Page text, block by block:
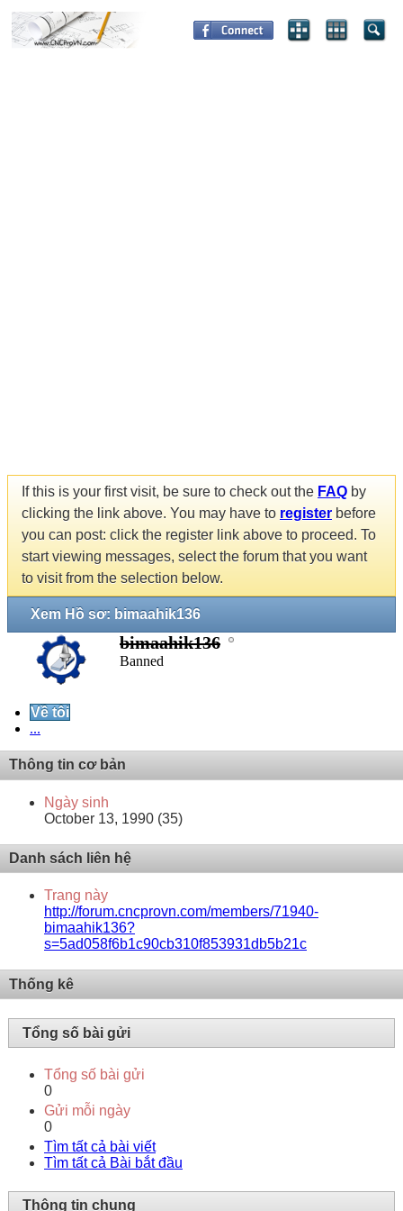
If this is your first visit, be sure to check out the FAQ by
clicking the link above. You may have to register before
you can post: click the register link above to proceed. To
start viewing messages, select the forum that you want
to visit from the selection below.
Xem Hồ sơ: bimaahik136
bimaahik136
Banned
Về tôi
...
Thông tin cơ bản
Ngày sinh
October 13, 1990 (35)
Danh sách liên hệ
Trang này
http://forum.cncprovn.com/members/71940-
bimaahik136?
s=5ad058f6b1c90cb310f853931db5b21c
Thống kê
Tổng số bài gửi
Tổng số bài gửi
0
Gửi mỗi ngày
0
Tìm tất cả bài viết
Tìm tất cả Bài bắt đầu
Thông tin chung